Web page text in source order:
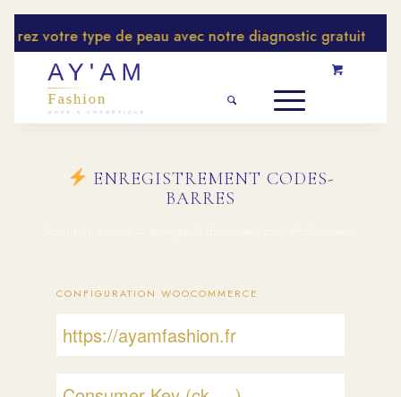
votre type de peau avec notre diagnostic gratuit
ENREGISTREMENT CODES-
BARRES
CONFIGURATION WOOCOMMERCE